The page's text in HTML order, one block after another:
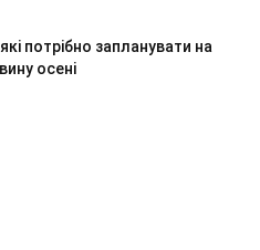
потрібно запланувати на
осені